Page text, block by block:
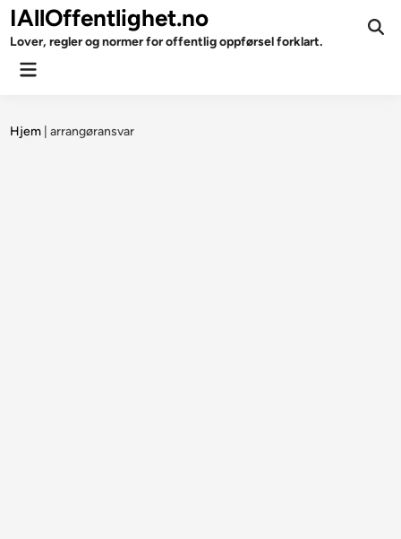
Skip
to
content
IAllOffentlighet.no
Lover, regler og normer for offentlig oppførsel forklart.
Main
Hjem |arrangøransvar